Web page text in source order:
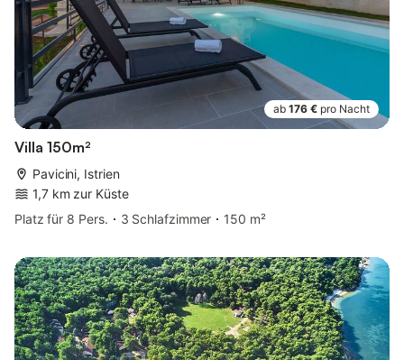
ab 176 € pro Nacht
Villa 150m²
Pavicini, Istrien
1,7 km zur Küste
Platz für 8 Pers.
3 Schlafzimmer 150 m²